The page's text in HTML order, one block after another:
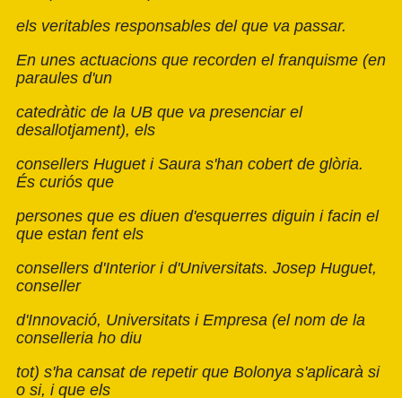
els veritables responsables del que va passar.
En unes actuacions que recorden el franquisme (en
paraules d'un
catedràtic de la UB que va presenciar el
desallotjament), els
consellers Huguet i Saura s'han cobert de glòria.
És curiós que
persones que es diuen d'esquerres diguin i facin el
que estan fent els
consellers d'Interior i d'Universitats. Josep Huguet,
conseller
d'Innovació, Universitats i Empresa (el nom de la
conselleria ho diu
tot) s'ha cansat de repetir que Bolonya s'aplicarà si
o si, i que els